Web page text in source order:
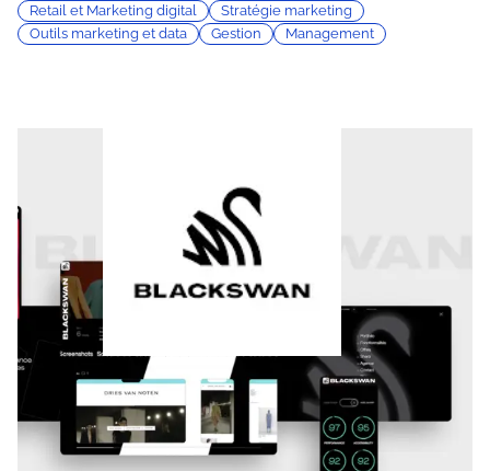
Retail et Marketing digital
Stratégie marketing
Outils marketing et data
Gestion Management